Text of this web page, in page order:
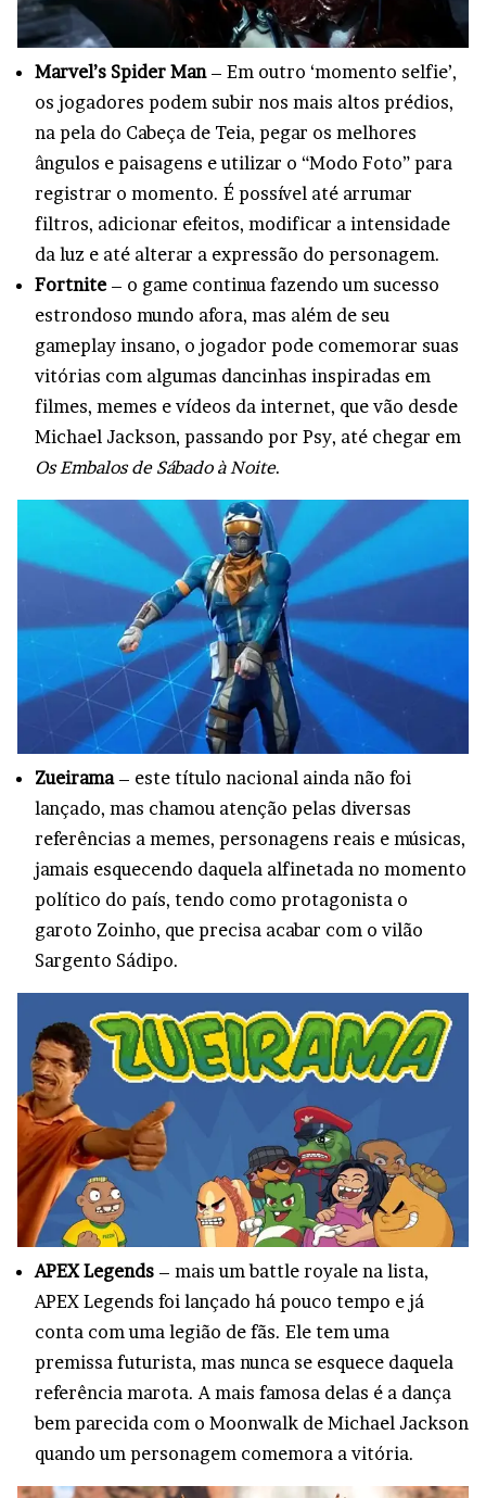
Marvel’s Spider Man– Em outro ‘momento selfie’,
os jogadores podem subir nos mais altos prédios,
na pela do Cabeça de Teia, pegar os melhores
ângulos e paisagens e utilizar o “Modo Foto” para
registrar o momento. É possível até arrumar
filtros, adicionar efeitos, modificar a intensidade
da luz e até alterar a expressão do personagem.
Fortnite– o game continua fazendo um sucesso
estrondoso mundo afora, mas além de seu
gameplay insano, o jogador pode comemorar suas
vitórias com algumas dancinhas inspiradas em
filmes, memes e vídeos da internet, que vão desde
Michael Jackson, passando por Psy, até chegar em
Os Embalos de Sábado à Noite.
Zueirama– este título nacional ainda não foi
lançado, mas chamou atenção pelas diversas
referências a memes, personagens reais e músicas,
jamais esquecendo daquela alfinetada no momento
político do país, tendo como protagonista o
garoto Zoinho, que precisa acabar com o vilão
Sargento Sádipo.
APEX Legends – mais um battle royale na lista,
APEX Legends foi lançado há pouco tempo e já
conta com uma legião de fãs. Ele tem uma
premissa futurista, mas nunca se esquece daquela
referência marota. A mais famosa delas é a dança
bem parecida com o Moonwalk de Michael Jackson
quando um personagem comemora a vitória.